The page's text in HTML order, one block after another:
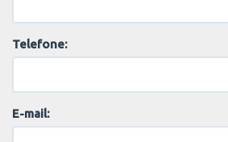
Telefone:
E-mail: